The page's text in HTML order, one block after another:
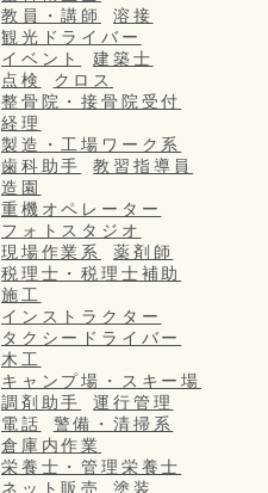
教員・講師
溶接
観光ドライバー
イベント
建築士
点検
クロス
整骨院・接骨院受付
経理
製造・工場ワーク系
歯科助手
教習指導員
造園
重機オペレーター
フォトスタジオ
現場作業系
薬剤師
税理士・税理士補助
施工
インストラクター
タクシードライバー
木工
キャンプ場・スキー場
調剤助手
運行管理
電話
警備・清掃系
倉庫内作業
栄養士・管理栄養士
ネット販売
塗装